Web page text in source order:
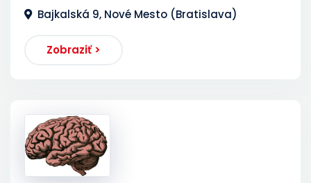
Bajkalská 9, Nové Mesto (Bratislava)
Zobraziť >